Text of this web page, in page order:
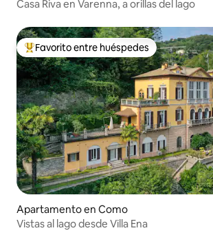
Casa Riva en Varenna, a orillas del lago
Favorito entre huéspedes preferido
Favorito entre huéspedes
Apartamento en Como
Vistas al lago desde Villa Ena